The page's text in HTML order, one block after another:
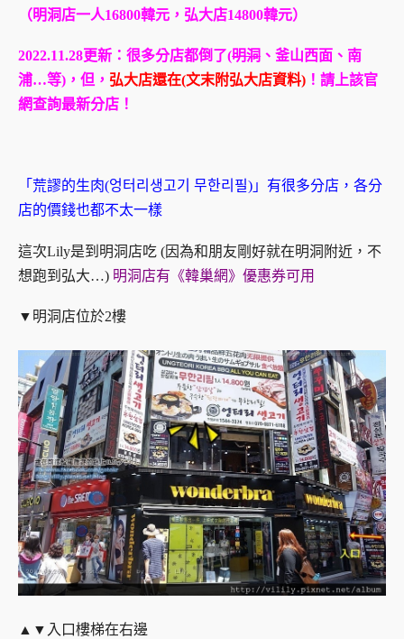
（明洞店一人16800韓元，弘大店14800韓元）
2022.11.28更新：很多分店都倒了(明洞 、釜山西面、南
浦…等)，但， 弘大店還在(文末附弘大店資料) ！請上該官
網查詢最新分店！
「荒謬的生肉(엉터리생고기 무한리필)」有很多分店，各分
店的價錢也都不太一樣
這次Lily是到明洞店吃 (因為和朋友剛好就在明洞附近，不
想跑到弘大…) 明洞店有《韓巢網》優惠券可用
▼明洞店位於2樓
▲▼入口樓梯在右邊